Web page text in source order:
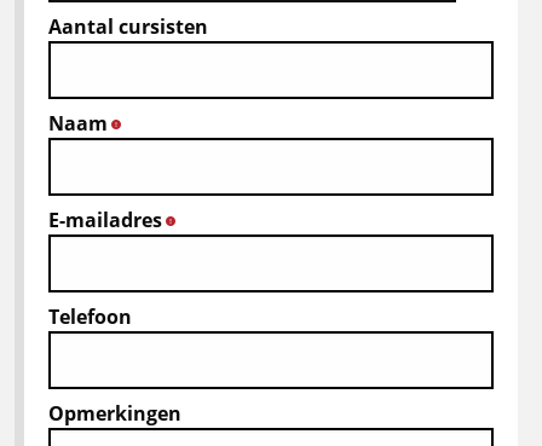
slash
DD
JJJJ
Aantal cursisten
Naam
E-mailadres
Telefoon
Opmerkingen